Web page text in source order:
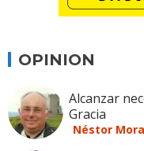
OPINION
Alcanzar
Gracia
Néstor